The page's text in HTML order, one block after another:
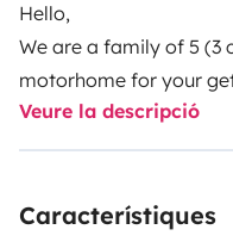
Hello,
We are a family of 5 (3
motorhome for your
The motorhome is
supervised. 7 berths, 6
Template: L 7m, W 2.2m,
Veure la descripció
Característiques